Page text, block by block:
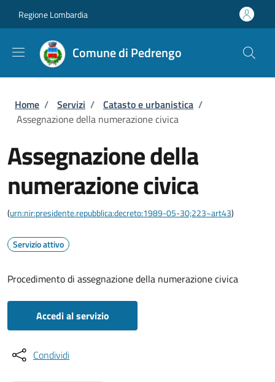
Regione Lombardia
Comune di Pedrengo
Briciole di pane
Home / Servizi / Catasto e urbanistica /
Assegnazione della numerazione civica
Assegnazione della
numerazione civica
(urn:nir:presidente.repubblica:decreto:1989-05-30;223~art43)
Servizio attivo
Procedimento di assegnazione della numerazione civica
Accedi al servizio
Condividi